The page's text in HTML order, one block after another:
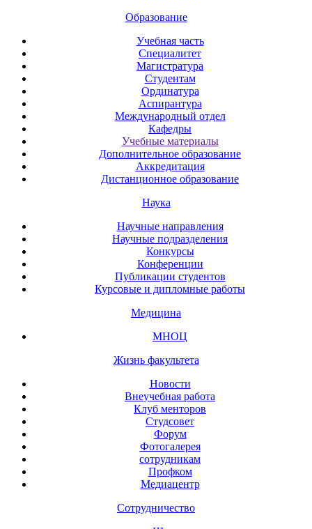
Образование
Учебная часть
Специалитет
Магистратура
Студентам
Ординатура
Аспирантура
Международный отдел
Кафедры
Учебные материалы
Дополнительное образование
Аккредитация
Дистанционное образование
Наука
Научные направления
Научные подразделения
Конкурсы
Конференции
Публикации студентов
Курсовые и дипломные работы
Медицина
МНОЦ
Жизнь факультета
Новости
Внеучебная работа
Клуб менторов
Студсовет
Форум
Фотогалерея
сотрудникам
Профком
Медиацентр
Сотрудничество